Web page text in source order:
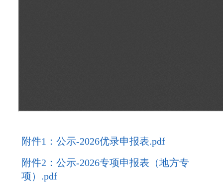
附件1：公示-2026优录申报表.pdf
附件2：公示-2026专项申报表（地方专
项）.pdf